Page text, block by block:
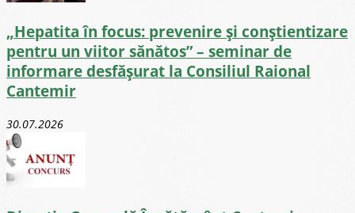
„Hepatita în focus: prevenire și conștientizare
pentru un viitor sănătos” – seminar de
informare desfășurat la Consiliul Raional
Cantemir
30.07.2026